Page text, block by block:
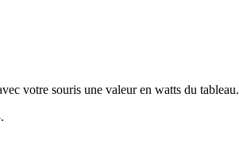
votre souris une valeur en watts du tableau.